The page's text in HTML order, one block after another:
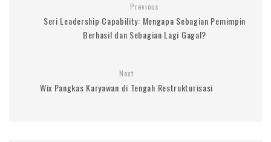
Previous
Seri Leadership Capability: Mengapa Sebagian Pemimpin
Berhasil dan Sebagian Lagi Gagal?
Next
Wix Pangkas Karyawan di Tengah Restrukturisasi